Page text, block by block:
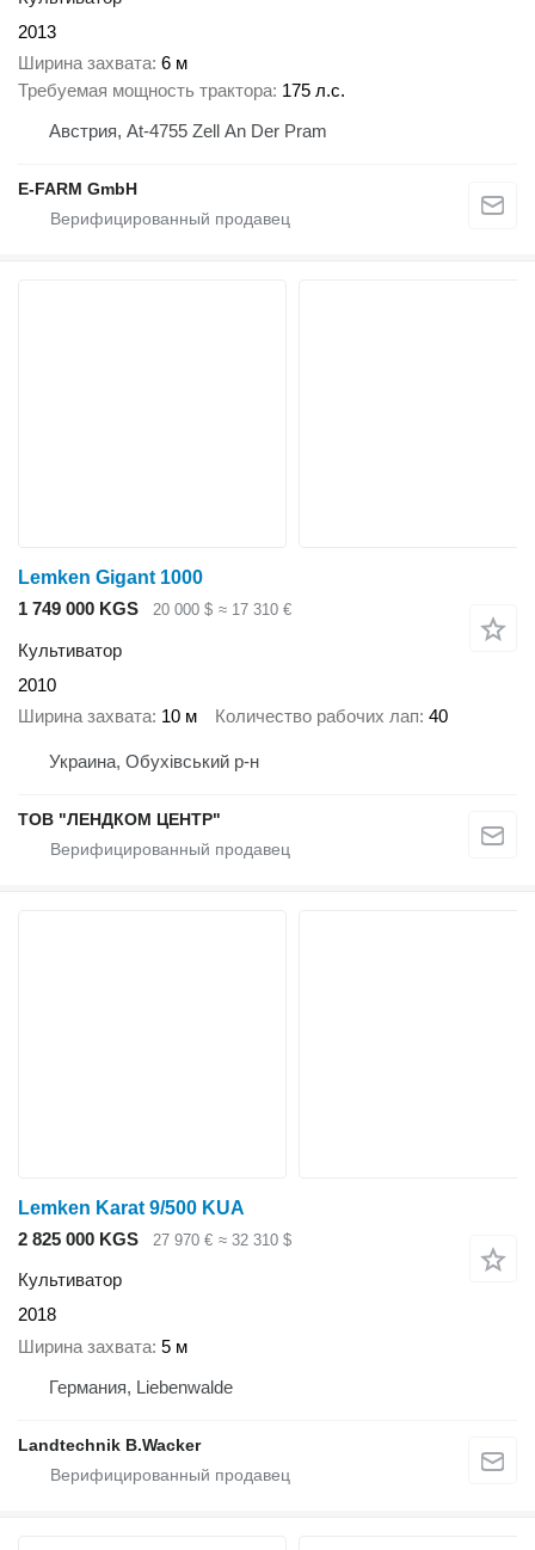
2013
Ширина захвата 6 м
Требуемая мощность трактора 175 л.с.
Австрия, At-4755 Zell An Der Pram
E-FARM GmbH
Lemken Gigant 1000
1 749 000 KGS
20 000 $ ≈ 17 310 €
Культиватор
2010
Ширина захвата 10 м Количество рабочих лап 40
Украина, Обухівський р-н
ТОВ "ЛЕНДКОМ ЦЕНТР"
Lemken Karat 9/500 KUA
2 825 000 KGS
27 970 € ≈ 32 310 $
Культиватор
2018
Ширина захвата 5 м
Германия, Liebenwalde
Landtechnik B.Wacker